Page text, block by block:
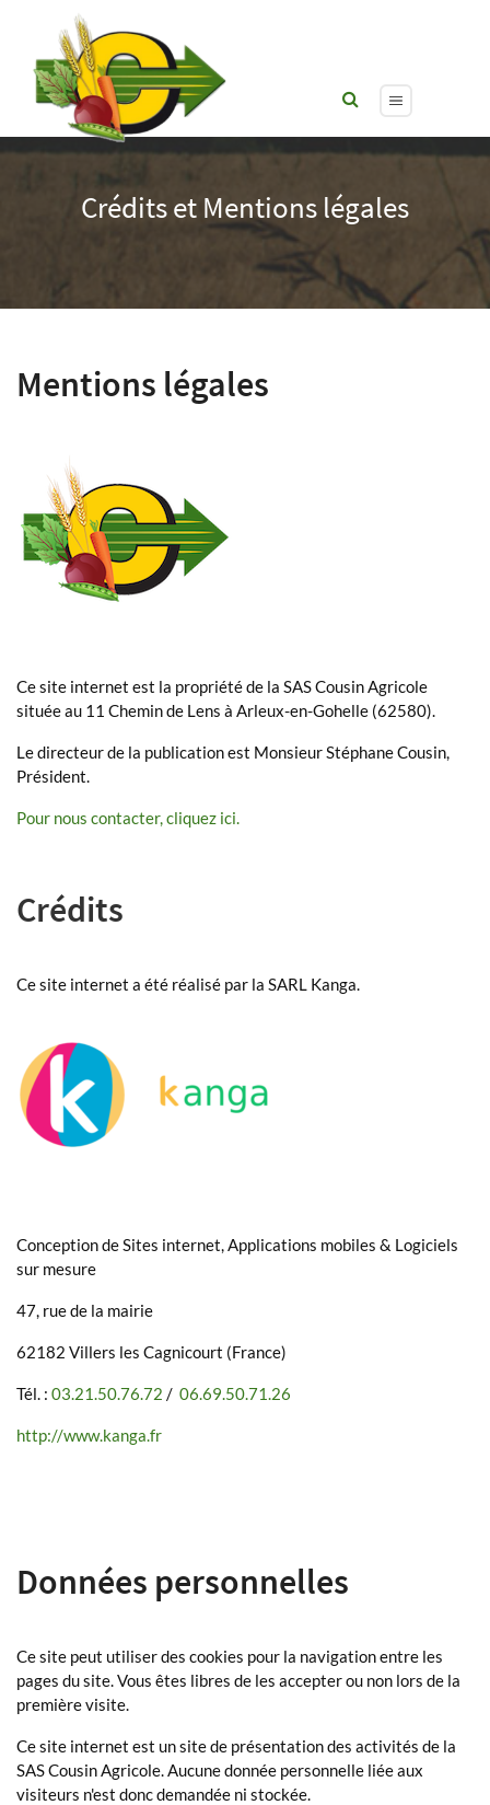
Crédits et Mentions légales
Mentions légales
Ce site internet est la propriété de la SAS Cousin Agricole
située au 11 Chemin de Lens à Arleux-en-Gohelle (62580).
Le directeur de la publication est Monsieur Stéphane Cousin,
Président.
Pour nous contacter, cliquez ici.
Crédits
Ce site internet a été réalisé par la SARL Kanga.
Conception de Sites internet, Applications mobiles & Logiciels
sur mesure
47, rue de la mairie
62182 Villers les Cagnicourt (France)
Tél. : 03.21.50.76.72 / 06.69.50.71.26
http://www.kanga.fr
Données personnelles
Ce site peut utiliser des cookies pour la navigation entre les
pages du site. Vous êtes libres de les accepter ou non lors de la
première visite.
Ce site internet est un site de présentation des activités de la
SAS Cousin Agricole. Aucune donnée personnelle liée aux
visiteurs n'est donc demandée ni stockée.